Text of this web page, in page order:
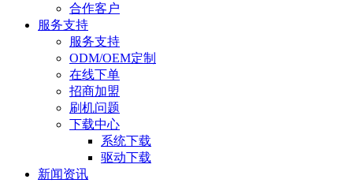
合作客户
服务支持
服务支持
ODM/OEM定制
在线下单
招商加盟
刷机问题
下载中心
系统下载
驱动下载
新闻资讯